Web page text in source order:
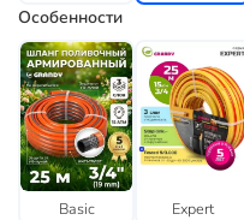
Особенности
Basic Expert